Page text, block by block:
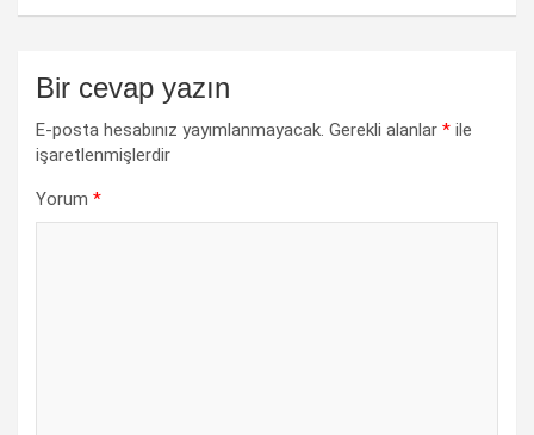
Bir cevap yazın
E-posta hesabınız yayımlanmayacak. Gerekli alanlar * ile
işaretlenmişlerdir
Yorum *